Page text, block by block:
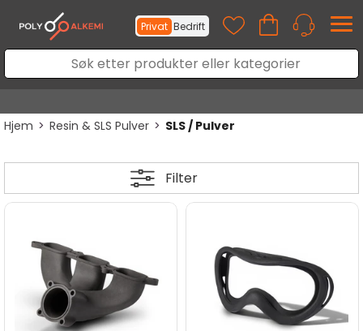
Privat Bedrift
Hjem>Resin & SLS Pulver>SLS / Pulver
Filter